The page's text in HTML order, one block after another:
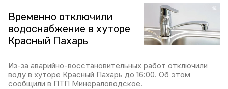
Временно отключили
водоснабжение в хуторе
Красный Пахарь
Из-за аварийно-восстановительных работ отключили
воду в хуторе Красный Пахарь до 16:00. Об этом
сообщили в ПТП Минераловодское.